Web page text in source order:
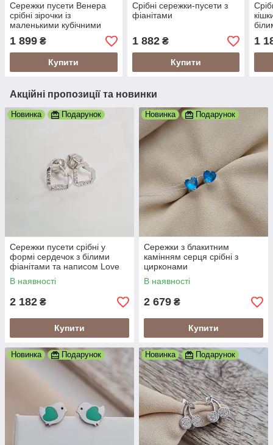
Сережки пусети Венера
срібні зірочки із
маленькими кубічними
1 899 ₴
Купити
Срібні сережки-пусети з
фіанітами
1 882₴
Купити
1
Акційні пропозиції та новинки
Новинка Подарунок
Сережки пусети срібні у
формі сердечок з білими
фіанітами та написом Love
В наявності
2 182 ₴
Купити
Новинка Подарунок
Сережки з блакитним
камінням серця срібні з
цирконами
В наявності
2 679 ₴
Купити
Новинка Подарунок Новинка Подарунок